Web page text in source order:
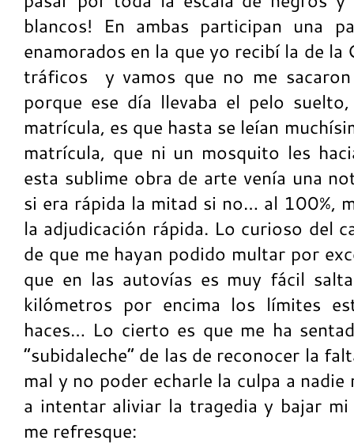
blancos! En ambas participan una
enamorados en la que yo recibí la de
tráficos y vamos que no me
porque ese día llevaba el pelo
matrícula, es que hasta se leían
matrícula, que ni un mosquito les
esta sublime obra de arte venía una
si era rápida la mitad si no… al 100%,
la adjudicación rápida. Lo curioso del
de que me hayan podido multar por
que en las autovías es muy fácil
kilómetros por encima los límites
haces… Lo cierto es que me ha
“subidaleche” de las de reconocer la
mal y no poder echarle la culpa a
a intentar aliviar la tragedia y bajar
me refresque: